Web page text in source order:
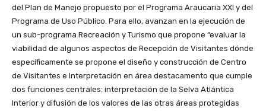
del Plan de Manejo propuesto por el Programa Araucaria XXI y del
Programa de Uso Público. Para ello, avanzan en la ejecución de
un sub-programa Recreación y Turismo que propone “evaluar la
viabilidad de algunos aspectos de Recepción de Visitantes dónde
específicamente se propone el diseño y construcción de Centro
de Visitantes e Interpretación en área destacamento que cumple
dos funciones centrales: interpretación de la Selva Atlántica
Interior y difusión de los valores de las otras áreas protegidas